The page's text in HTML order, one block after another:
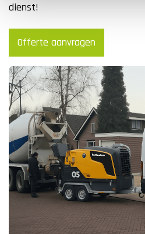
dienst!
Offerte aanvragen